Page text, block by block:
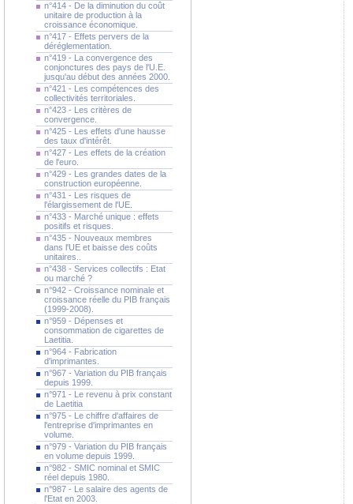
n°414 - De la diminution du coût
unitaire de production à la
croissance économique.
n°417 - Effets pervers de la
déréglementation.
n°419 - La convergence des
conjonctures des pays de l'U.E.
jusqu'au début des années 2000.
n°421 - Les compétences des
collectivités territoriales.
n°423 - Les critères de
convergence.
n°425 - Les effets d'une hausse
des taux d'intérêt.
n°427 - Les effets de la création
de l'euro.
n°429 - Les grandes dates de la
construction européenne.
n°431 - Les risques de
l'élargissement de l'UE.
n°433 - Marché unique : effets
positifs et risques.
n°435 - Nouveaux membres
dans l'UE et baisse des coûts
unitaires..
n°438 - Services collectifs : Etat
ou marché ?
n°942 - Croissance nominale et
croissance réelle du PIB français
(1999-2008).
n°959 - Dépenses et
consommation de cigarettes de
Laetitia.
n°964 - Fabrication
d'imprimantes.
n°967 - Variation du PIB français
depuis 1999.
n°971 - Le revenu à prix constant
de Laetitia
n°975 - Le chiffre d'affaires de
l'entreprise d'imprimantes en
volume.
n°979 - Variation du PIB français
en volume depuis 1999.
n°982 - SMIC nominal et SMIC
réel depuis 1980.
n°987 - Le salaire des agents de
l'Etat en 2003.